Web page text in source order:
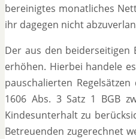
bereinigtes monatliches
ihr dagegen nicht
Der aus den beiderseitigen
erhöhen. Hierbei handele
pauschalierten
1606 Abs. 3 Satz 1 BGB
Kindesunterhalt zu
Betreuenden zugerechnet